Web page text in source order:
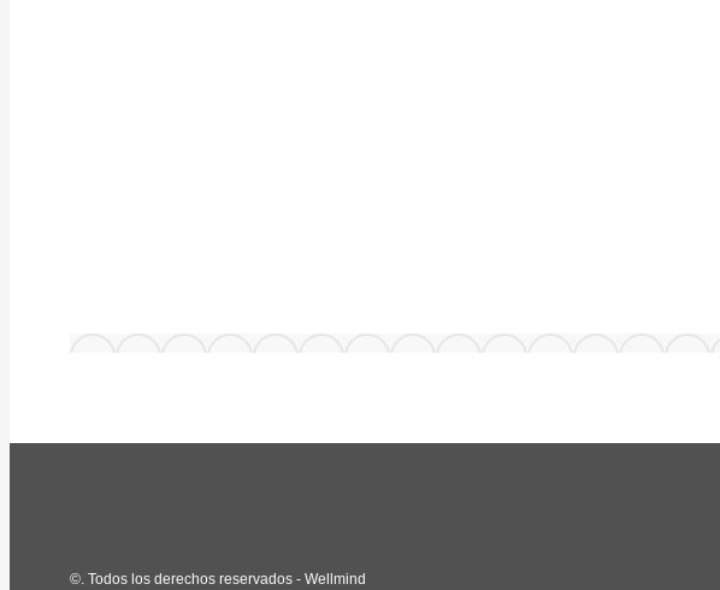
©. Todos los derechos reservados - Wellmind